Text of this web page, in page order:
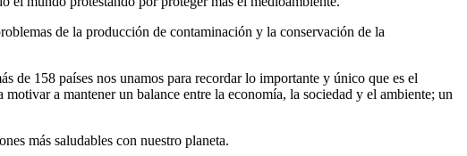
de la producción de contaminación y la conservación de la
de 158 países nos unamos para recordar lo importante y único que es el
a mantener un balance entre la economía, la sociedad y el ambiente; un
más saludables con nuestro planeta.